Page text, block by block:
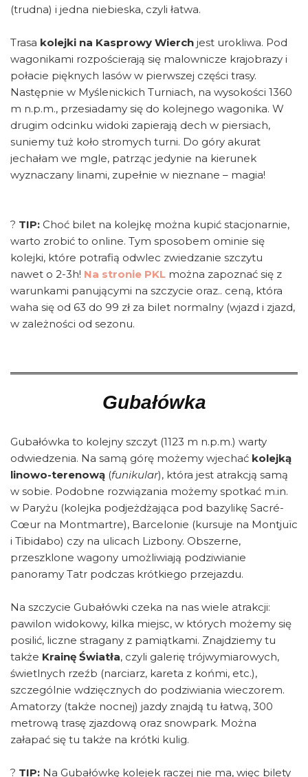
(trudna) i jedna niebieska, czyli łatwa.
Trasa kolejki na Kasprowy Wierch jest urokliwa. Pod
wagonikami rozpościerają się malownicze krajobrazy i
połacie pięknych lasów w pierwszej części trasy.
Następnie w Myślenickich Turniach, na wysokości 1360
m n.p.m., przesiadamy się do kolejnego wagonika. W
drugim odcinku widoki zapierają dech w piersiach,
suniemy tuż koło stromych turni. Do góry akurat
jechałam we mgle, patrząc jedynie na kierunek
wyznaczany linami, zupełnie w nieznane – magia!
? TIP: Choć bilet na kolejkę można kupić stacjonarnie,
warto zrobić to online. Tym sposobem ominie się
kolejki, które potrafią odwlec zwiedzanie szczytu
nawet o 2-3h! Na stronie PKL można zapoznać się z
warunkami panującymi na szczycie oraz.. ceną, która
waha się od 63 do 99 zł za bilet normalny (wjazd i zjazd,
w zależności od sezonu.
Gubałówka
Gubałówka to kolejny szczyt (1123 m n.p.m.) warty
odwiedzenia. Na samą górę możemy wjechać kolejką
linowo-terenową (funikular), która jest atrakcją samą
w sobie. Podobne rozwiązania możemy spotkać m.in.
w Paryżu (kolejka podjeżdżająca pod bazylikę Sacré-
Cœur na Montmartre), Barcelonie (kursuje na Montjuïc
i Tibidabo) czy na ulicach Lizbony. Obszerne,
przeszklone wagony umożliwiają podziwianie
panoramy Tatr podczas krótkiego przejazdu.
Na szczycie Gubałówki czeka na nas wiele atrakcji:
pawilon widokowy, kilka miejsc, w których możemy się
posilić, liczne stragany z pamiątkami. Znajdziemy tu
także Krainę Światła, czyli galerię trójwymiarowych,
świetlnych rzeźb (narciarz, kareta z końmi, etc.),
szczególnie wdzięcznych do podziwiania wieczorem.
Amatorzy (także nocnej) jazdy znajdą tu łatwą, 300
metrową trasę zjazdową oraz snowpark. Można
załapać się tu także na krótki kulig.
? TIP: Na Gubałówkę kolejek raczej nie ma, więc bilety